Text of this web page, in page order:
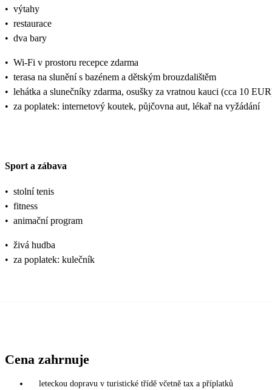
• výtahy
• restaurace
• dva bary
• Wi-Fi v prostoru recepce zdarma
• terasa na slunění s bazénem a dětským brouzdalištěm
• lehátka a slunečníky zdarma, osušky za vratnou kauci (cca 10
• za poplatek: internetový koutek, půjčovna aut, lékař na vyžádání
Sport a zábava
• stolní tenis
• fitness
• animační program
• živá hudba
• za poplatek: kulečník
Cena zahrnuje
leteckou dopravu v turistické třídě včetně tax a příplatků